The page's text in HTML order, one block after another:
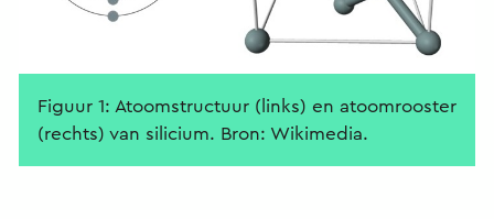
Figuur 1: Atoomstructuur (links) en atoomrooster
(rechts) van silicium. Bron: Wikimedia.